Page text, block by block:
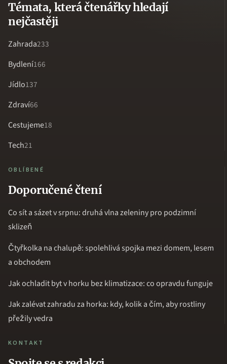
Témata, která čtenářky hledají
nejčastěji
Zahrada233
Bydlení166
Jídlo137
Zdraví66
Cestujeme18
Tech21
OBLÍBENÉ
Doporučené čtení
Co sít a sázet v srpnu: druhá vlna zeleniny pro podzimní
sklizeň
Čtyřkolka na chalupě: spolehlivá spojka mezi domem, lesem
a obchodem
Jak ochladit byt v horku bez klimatizace: co opravdu funguje
Jak zalévat zahradu za horka: kdy, kolik a čím, aby rostliny
přežily vedra
KONTAKT